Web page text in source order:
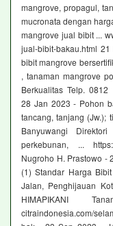
mangrove, propagul,
mucronata dengan
mangrove jual bibit ...
jual-bibit-bakau.html
bibit mangrove
, tanaman mangrove
Berkualitas Telp. 0812
28 Jan 2023 - Pohon
tancang, tanjang (Jw.);
Banyuwangi
perkebunan, ...
Nugroho H. Prastowo -
(1) Standar Harga
Jalan, Penghijauan
HIMAPIKANI
citraindonesia.com/